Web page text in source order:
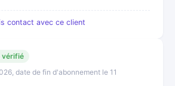
contact avec ce client
vérifié
date de fin d'abonnement le 11